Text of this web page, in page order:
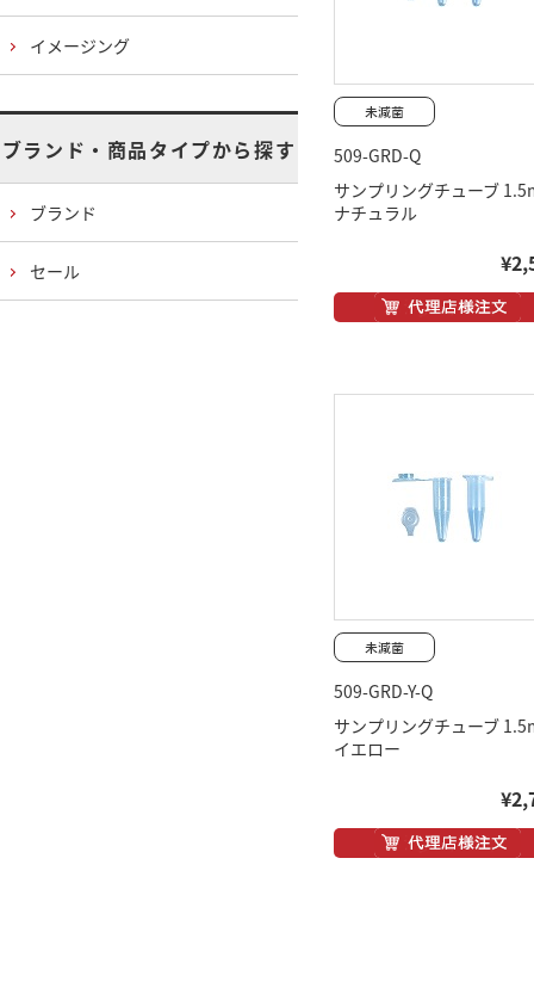
509-GRD-Q
サンプリングチューブ
ナチュラル
509-GRD-Y-Q
サンプリングチューブ
イエロー
イメージング
ブランド・商品タイプから探す
ブランド
セール